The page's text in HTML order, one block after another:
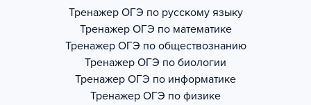
Тренажер ОГЭ по русскому языку
Тренажер ОГЭ по математике
Тренажер ОГЭ по обществознанию
Тренажер ОГЭ по биологии
Тренажер ОГЭ по информатике
Тренажер ОГЭ по физике